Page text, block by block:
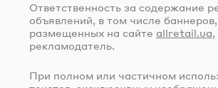
Ответственность за содержание
объявлений, в том числе баннеров,
размещенных на сайте allretail.ua,
рекламодатель.
При полном или частичном